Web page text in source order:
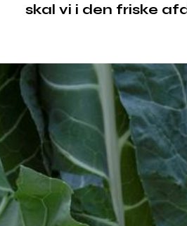
skal vi i den friske